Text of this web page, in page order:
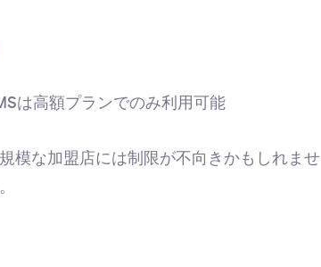
は高額プランでのみ利用可能
模な加盟店には制限が不向きかもしれませ